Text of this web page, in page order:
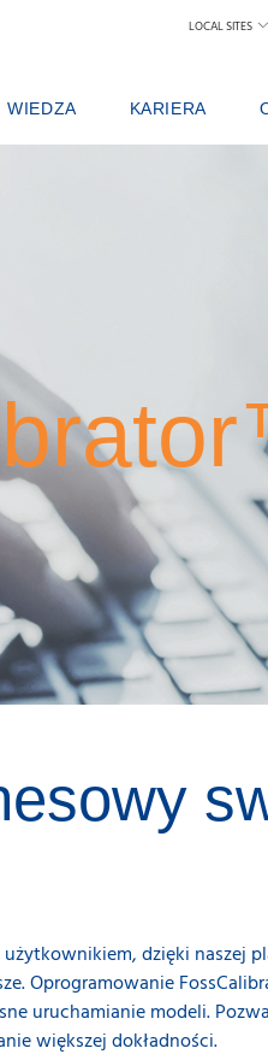
LOCAL SITES
WIEDZA
WINO
KARIERA
DLACZEGO WARTO
dzięki naszej
Oprogramowanie
uruchamianie modeli.
większej dokładności.